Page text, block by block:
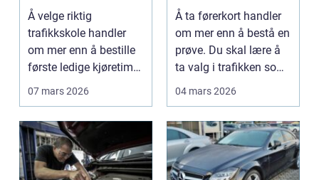
opplæring
Å velge riktig
trafikkskole handler
om mer enn å bestille
første ledige kjøretime.
For mange er føre...
07 mars 2026
effektiv opplæring
Å ta førerkort handler
om mer enn å bestå en
prøve. Du skal lære å
ta valg i trafikken som
påvirker ...
04 mars 2026